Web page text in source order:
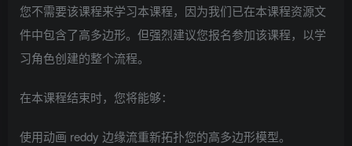
您不需要该课程来学习本课程，因为我们已在本课程资源文
件中包含了高多边形。但强烈建议您报名参加该课程，以学
习角色创建的整个流程。
在本课程结束时，您将能够：
使用动画 reddy 边缘流重新拓扑您的高多边形模型。